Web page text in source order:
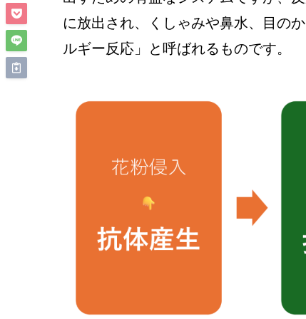
に放出され、くしゃみや鼻水、目の
ルギー反応」と呼ばれるものです。